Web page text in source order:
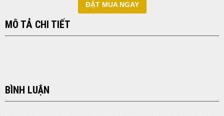
ĐẶT MUA NGAY
MÔ TẢ CHI TIẾT
BÌNH LUẬN